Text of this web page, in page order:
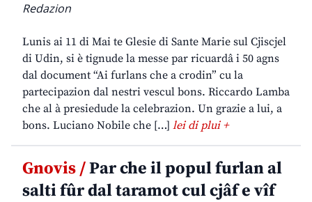
Redazion
Lunis ai 11 di Mai te Glesie di Sante Marie sul Cjiscjel
di Udin, si è tignude la messe par ricuardâ i 50 agns
dal document “Ai furlans che a crodin” cu la
partecipazion dal nestri vescul bons. Riccardo Lamba
che al à presiedude la celebrazion. Un grazie a lui, a
bons. Luciano Nobile che […] lei di plui +
Gnovis /Par che il popul furlan al
salti fûr dal taramot cul cjâf e vîf